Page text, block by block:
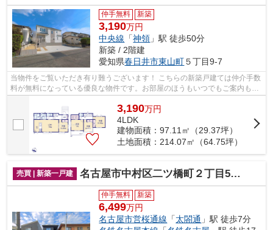
仲手無料 新築
3,190万円
中央線 「神領 」駅 徒歩50分
新築 / 2階建
愛知県春日井市東山町５丁目9-7
当物件をご覧いただき有り難うございます！ こちらの新築戸建ては仲介手数
料が無料になっている優良な物件です。お部屋のほうもいつでもご案内もさ
3,190万円
4LDK
建物面積：97.11㎡（29.37坪）
土地面積：214.07㎡（64.75坪）
売買 | 新築一戸建 名古屋市中村区二ツ橋町２丁目53-1『仲介料無料』新築戸建て
仲手無料 新築
6,499万円
名古屋市営桜通線 「太閤通 」駅 徒歩7分